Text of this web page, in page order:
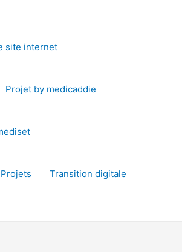
site internet
Projet by medicaddie
Projets Transition digitale